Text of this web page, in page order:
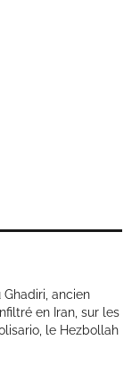
ancien
en Iran, sur les
le Hezbollah